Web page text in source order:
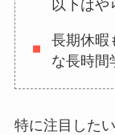
長期休暇
な長時間
特に注目した